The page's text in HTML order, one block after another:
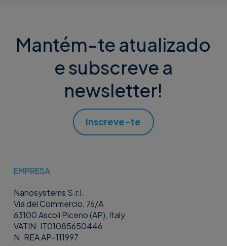
Mantém-te atualizado
e subscreve a
newsletter!
Inscreve-te
EMPRESA
Nanosystems S.r.l.
Via del Commercio, 76/A
63100 Ascoli Piceno (AP), Italy
VATIN: IT01085650446
N. REA AP-111997